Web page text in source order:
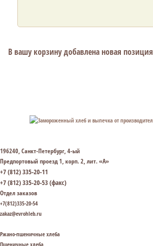
В вашу корзину добавлена новая позиция
196240, Санкт-Петербург, 4-ый
Предпортовый проезд 1, корп. 2, лит. «А»
+7 (812) 335-20-11
+7 (812) 335-20-53 (факс)
Отдел заказов
+7(812)335-20-54
zakaz@evrohleb.ru
Ржано-пшеничные хлеба
Пшеничные хлеба